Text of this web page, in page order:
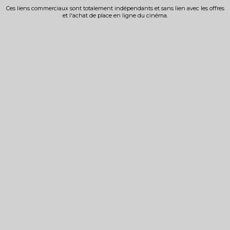
Ces liens commerciaux sont totalement indépendants et sans lien avec les offres
et l'achat de place en ligne du cinéma.